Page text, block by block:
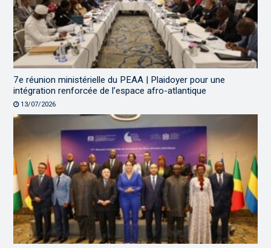
7e réunion ministérielle du PEAA | Plaidoyer pour une
intégration renforcée de l’espace afro-atlantique
13/07/2026